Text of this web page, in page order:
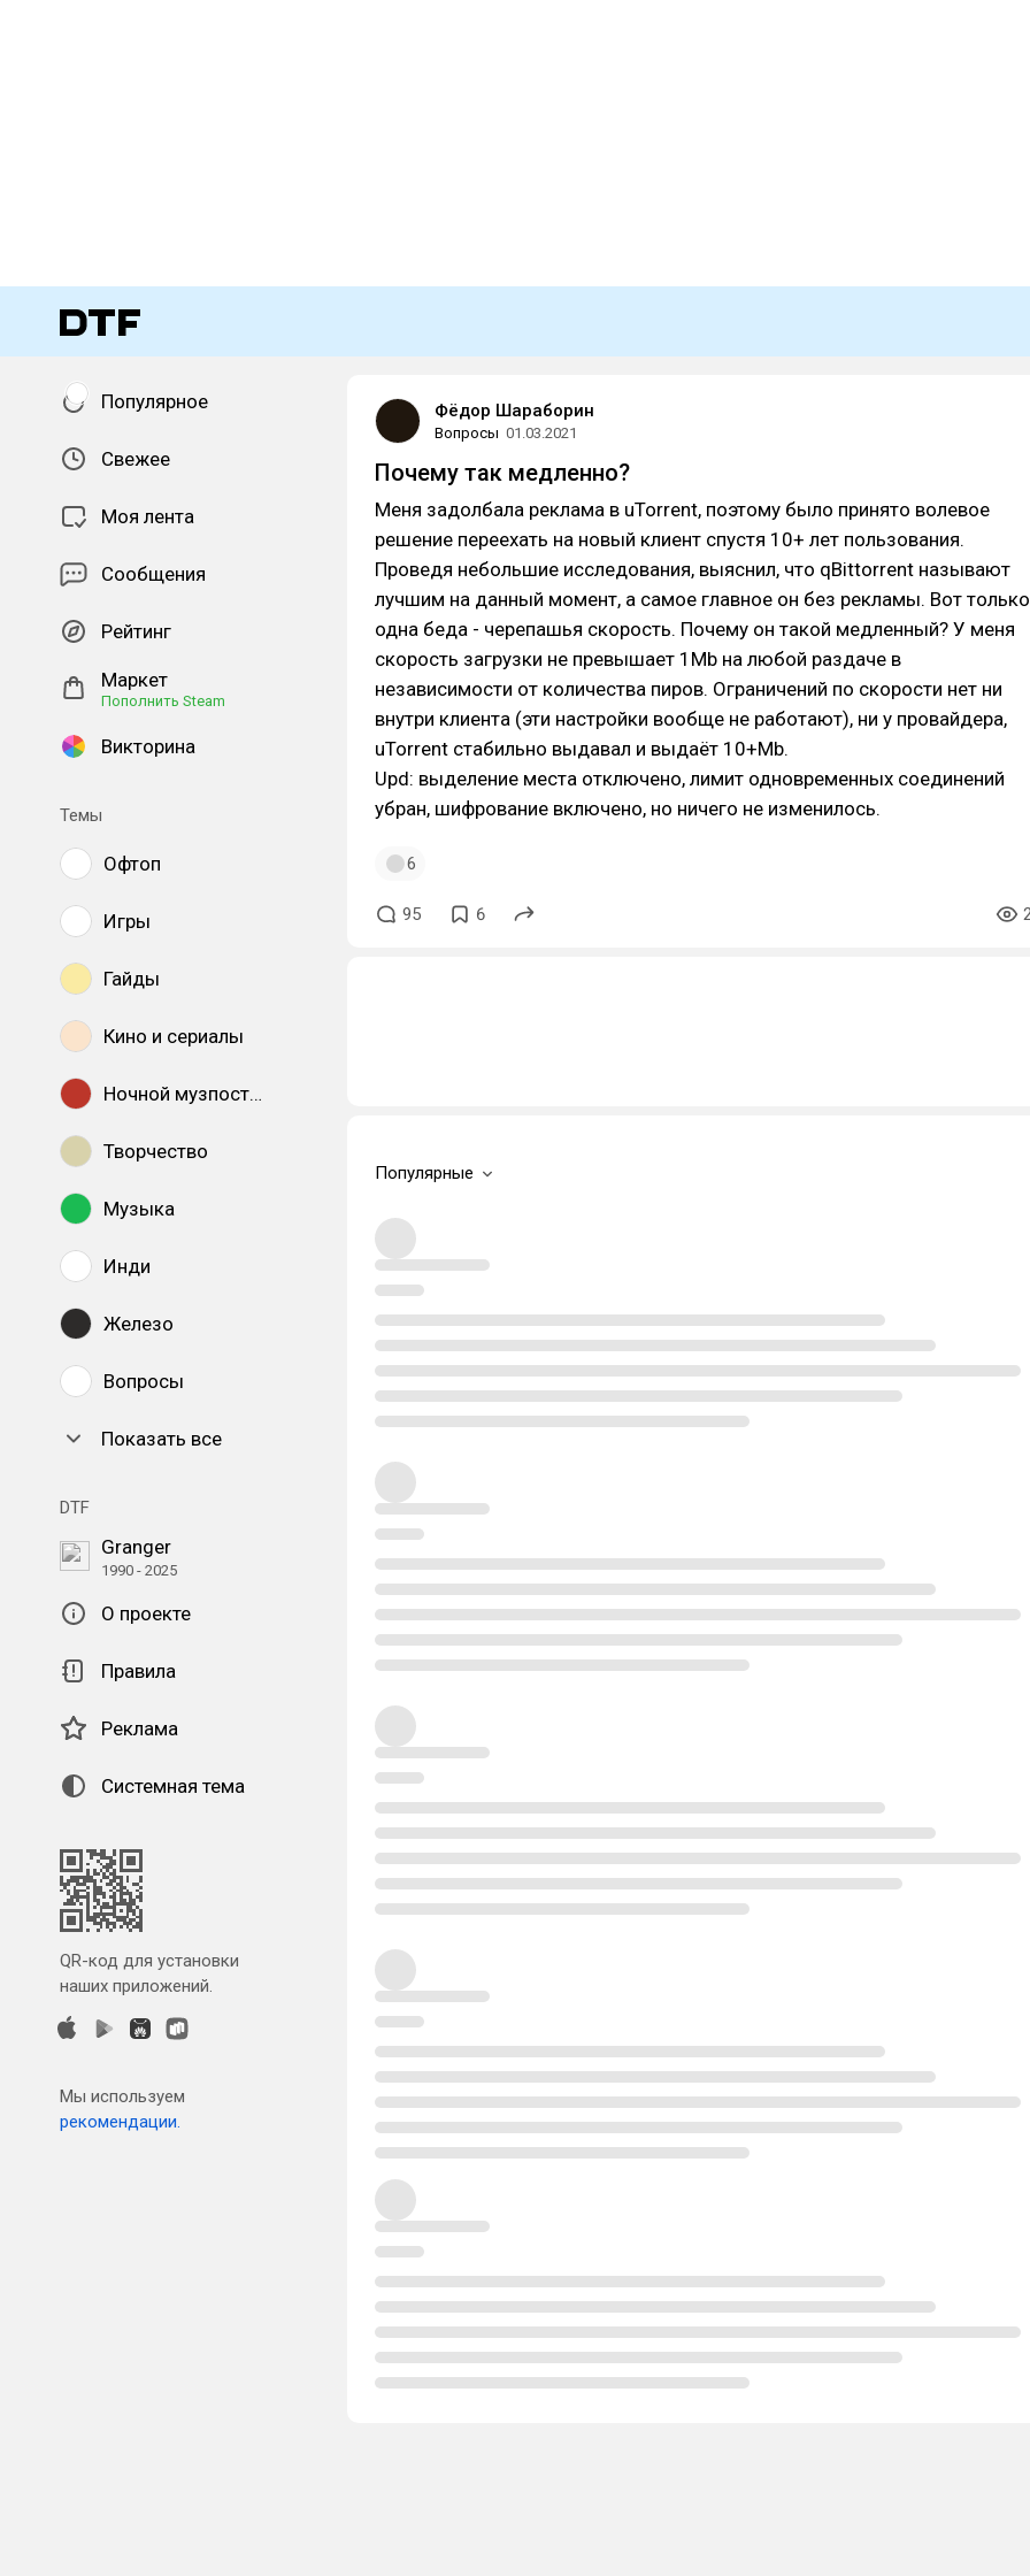
Популярное
Свежее
Моя лента
Сообщения
Рейтинг
Маркет
Пополнить Steam
Викторина
Темы
Офтоп
Игры
Гайды
Кино и сериалы
Ночной музпостинг
Творчество
Музыка
Инди
Железо
Вопросы
Показать все
DTF
Granger
1990 - 2025
О проекте
Правила
Реклама
Системная тема
QR-код для установки
наших приложений.
Мы используем
рекомендации.
Фёдор Шараборин
Вопросы 01.03.2021
Почему так медленно?
Меня задолбала реклама в uTorrent, поэтому было принято волевое
решение переехать на новый клиент спустя 10+ лет пользования.
Проведя небольшие исследования, выяснил, что qBittorrent называют
лучшим на данный момент, а самое главное он без рекламы. Вот только
одна беда - черепашья скорость. Почему он такой медленный? У меня
скорость загрузки не превышает 1Mb на любой раздаче в
независимости от количества пиров. Ограничений по скорости нет ни
внутри клиента (эти настройки вообще не работают), ни у провайдера,
uTorrent стабильно выдавал и выдаёт 10+Mb.
Upd: выделение места отключено, лимит одновременных соединений
убран, шифрование включено, но ничего не изменилось.
6
95 6
Популярные